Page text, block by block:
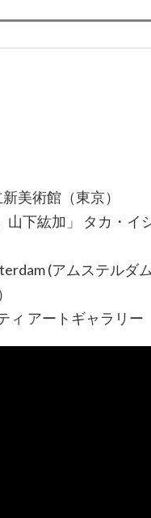
美術館（東京）
下紘加」 タカ・イ
(アムステルダ
アートギャラリー